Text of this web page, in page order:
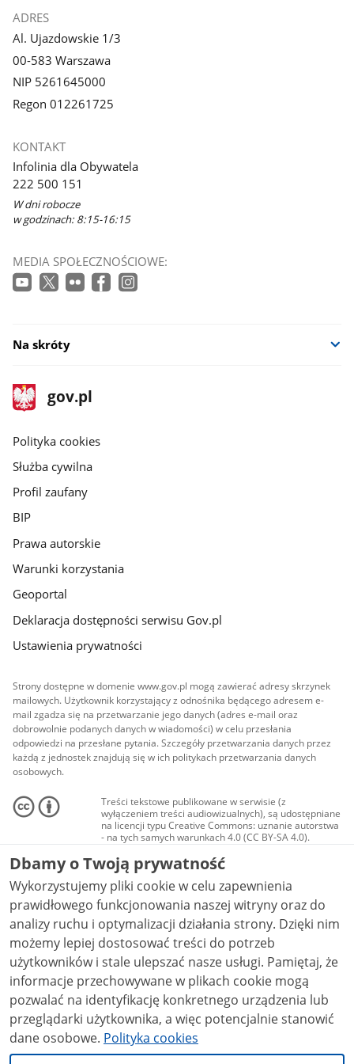
ADRES
Al. Ujazdowskie 1/3
00-583 Warszawa
NIP 5261645000
Regon 012261725
KONTAKT
Infolinia dla Obywatela
222 500 151
W dni robocze
w godzinach: 8:15-16:15
MEDIA SPOŁECZNOŚCIOWE:
Na skróty
stopka
gov.pl
Strona
gov.pl
gov.pl
Polityka cookies
Służba cywilna
Profil zaufany
BIP
Prawa autorskie
Warunki korzystania
Geoportal
Deklaracja dostępności serwisu Gov.pl
Ustawienia prywatności
Strony dostępne w domenie www.gov.pl mogą zawierać adresy skrzynek
mailowych. Użytkownik korzystający z odnośnika będącego adresem e-
mail zgadza się na przetwarzanie jego danych (adres e-mail oraz
dobrowolnie podanych danych w wiadomości) w celu przesłania
odpowiedzi na przesłane pytania. Szczegóły przetwarzania danych przez
każdą z jednostek znajdują się w ich politykach przetwarzania danych
osobowych.
Treści tekstowe publikowane w serwisie (z
wyłączeniem treści audiowizualnych), są udostępniane
na licencji typu Creative Commons: uznanie autorstwa
- na tych samych warunkach 4.0 (CC BY-SA 4.0).
Materiały audiowizualne, w tym zdjęcia, materiały
audio i wideo, są udostępniane na licencji typu
Creative Commons: uznanie autorstwa użycie
niekomercyjne - bez utworów zależnych 4.0 (CC BY-
NC-ND 4.0), o ile nie jest to stwierdzone inaczej.
Dbamy o Twoją prywatność
Wykorzystujemy pliki cookie w celu zapewnienia
prawidłowego funkcjonowania naszej witryny oraz do
analizy ruchu i optymalizacji działania strony. Dzięki nim
możemy lepiej dostosować treści do potrzeb
użytkowników i stale ulepszać nasze usługi. Pamiętaj, że
informacje przechowywane w plikach cookie mogą
pozwalać na identyfikację konkretnego urządzenia lub
przeglądarki użytkownika, a więc potencjalnie stanowić
dane osobowe. Polityka cookies